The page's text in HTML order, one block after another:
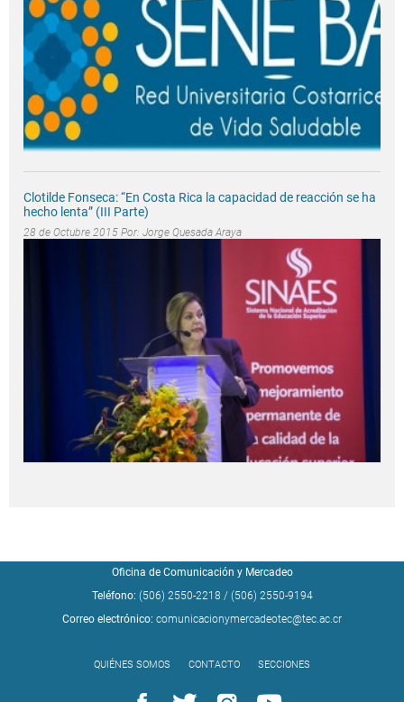
Clotilde Fonseca: “En Costa Rica la capacidad de reacción se ha
hecho lenta” (III Parte)
28 de Octubre 2015 Por: Jorge Quesada Araya
Oficina de Comunicación y Mercadeo
Teléfono: (506) 2550-2218 / (506) 2550-9194
Correo electrónico: comunicacionymercadeotec@tec.ac.cr
QUIÉNES SOMOS CONTACTO SECCIONES